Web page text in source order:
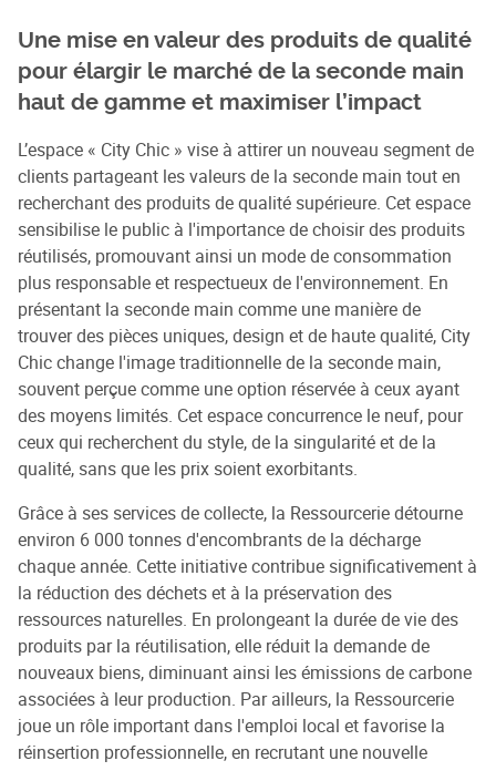
Une mise en valeur des produits de qualité
pour élargir le marché de la seconde main
haut de gamme et maximiser l’impact
L’espace « City Chic » vise à attirer un nouveau segment de
clients partageant les valeurs de la seconde main tout en
recherchant des produits de qualité supérieure. Cet espace
sensibilise le public à l'importance de choisir des produits
réutilisés, promouvant ainsi un mode de consommation
plus responsable et respectueux de l'environnement. En
présentant la seconde main comme une manière de
trouver des pièces uniques, design et de haute qualité, City
Chic change l'image traditionnelle de la seconde main,
souvent perçue comme une option réservée à ceux ayant
des moyens limités. Cet espace concurrence le neuf, pour
ceux qui recherchent du style, de la singularité et de la
qualité, sans que les prix soient exorbitants.
Grâce à ses services de collecte, la Ressourcerie détourne
environ 6 000 tonnes d'encombrants de la décharge
chaque année. Cette initiative contribue significativement à
la réduction des déchets et à la préservation des
ressources naturelles. En prolongeant la durée de vie des
produits par la réutilisation, elle réduit la demande de
nouveaux biens, diminuant ainsi les émissions de carbone
associées à leur production. Par ailleurs, la Ressourcerie
joue un rôle important dans l'emploi local et favorise la
réinsertion professionnelle, en recrutant une nouvelle